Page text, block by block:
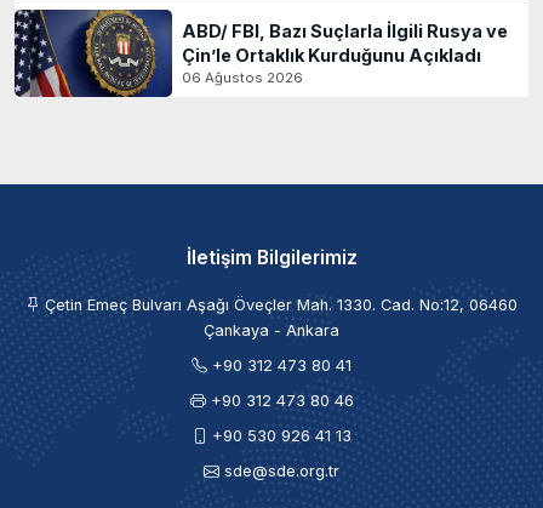
ABD/ FBI, Bazı Suçlarla İlgili Rusya ve
Çin’le Ortaklık Kurduğunu Açıkladı
06 Ağustos 2026
İletişim Bilgilerimiz
Çetin Emeç Bulvarı Aşağı Öveçler Mah. 1330. Cad. No:12, 06460
Çankaya - Ankara
+90 312 473 80 41
+90 312 473 80 46
+90 530 926 41 13
sde@sde.org.tr